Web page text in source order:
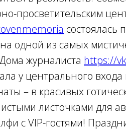
просветительским
состоялась
одной из самых
журналиста https://
у центрального
– в красивых
листочками для
с VIP-гостями!